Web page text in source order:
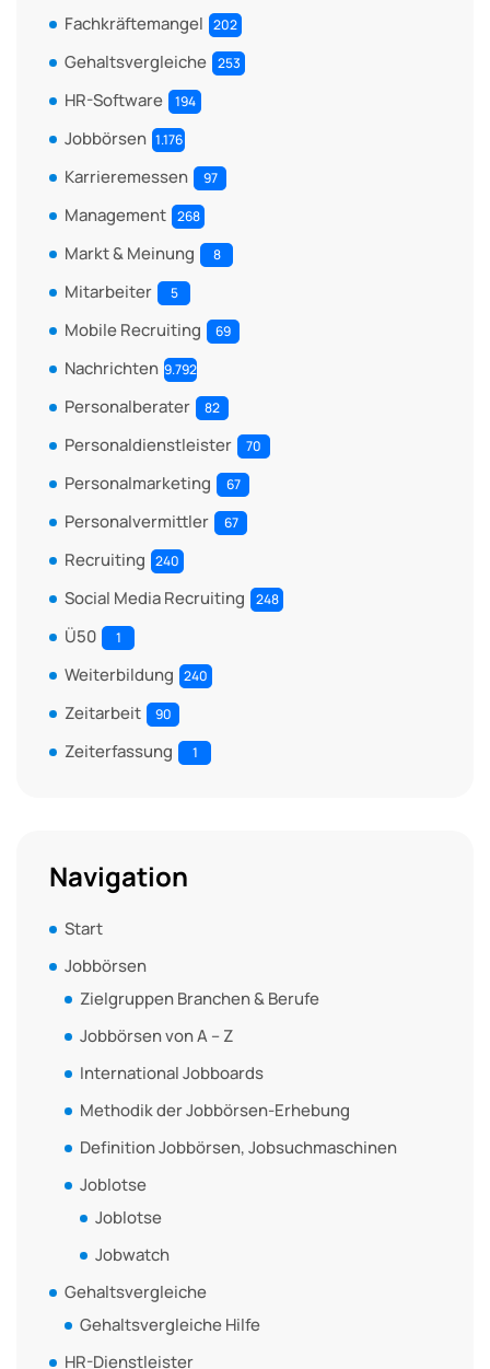
Fachkräftemangel 202
Gehaltsvergleiche 253
HR-Software 194
Jobbörsen 1.176
Karrieremessen 97
Management 268
Markt & Meinung 8
Mitarbeiter 5
Mobile Recruiting 69
Nachrichten 9.792
Personalberater 82
Personaldienstleister 70
Personalmarketing 67
Personalvermittler 67
Recruiting 240
Social Media Recruiting 248
Ü50 1
Weiterbildung 240
Zeitarbeit 90
Zeiterfassung 1
Navigation
Start
Jobbörsen
Zielgruppen Branchen & Berufe
Jobbörsen von A – Z
International Jobboards
Methodik der Jobbörsen-Erhebung
Definition Jobbörsen, Jobsuchmaschinen
Joblotse
Joblotse
Jobwatch
Gehaltsvergleiche
Gehaltsvergleiche Hilfe
HR-Dienstleister